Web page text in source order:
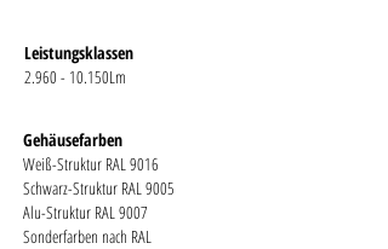
Leistungsklassen
2.960 - 10.150Lm
Gehäusefarben
Weiß-Struktur RAL 9016
Schwarz-Struktur RAL 9005
Alu-Struktur RAL 9007
Sonderfarben nach RAL